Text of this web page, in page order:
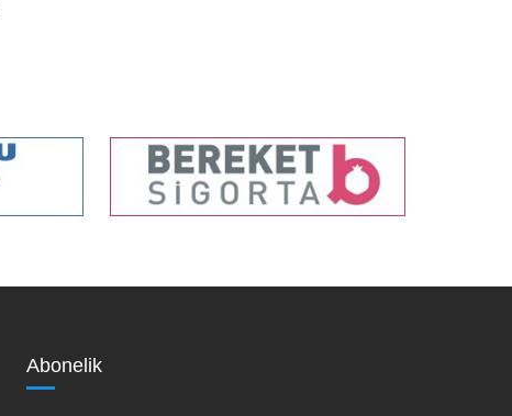
Abonelik